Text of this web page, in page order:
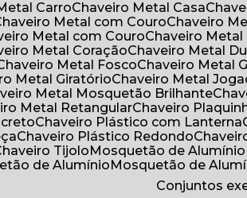
Carro Chaveiro Metal Casa
Chaveiro Metal com Couro Chaveiro
Metal com Couro Chaveiro
Metal Coração Chaveiro Metal
Chaveiro Metal Fosco Chaveiro Metal
Metal Giratório Chaveiro Metal
Metal Mosquetão Brilhante
Metal Retangular Chaveiro
Chaveiro Plástico com Lanterna
Chaveiro Plástico Redondo
Chaveiro Tijolo Mosquetão de Alumínio
de Alumínio Mosquetão de
Conjuntos